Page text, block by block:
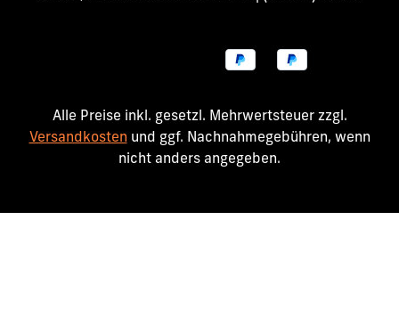
Alle Preise inkl. gesetzl. Mehrwertsteuer zzgl.
Versandkosten und ggf. Nachnahmegebühren, wenn
nicht anders angegeben.